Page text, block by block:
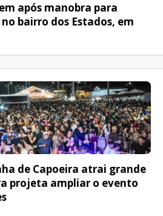
após manobra para
bairro dos Estados, em
de Capoeira atrai grande
projeta ampliar o evento